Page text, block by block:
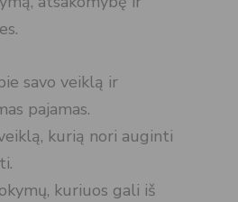
savo veiklą ir
pajamas.
kurią nori auginti
kuriuos gali iš